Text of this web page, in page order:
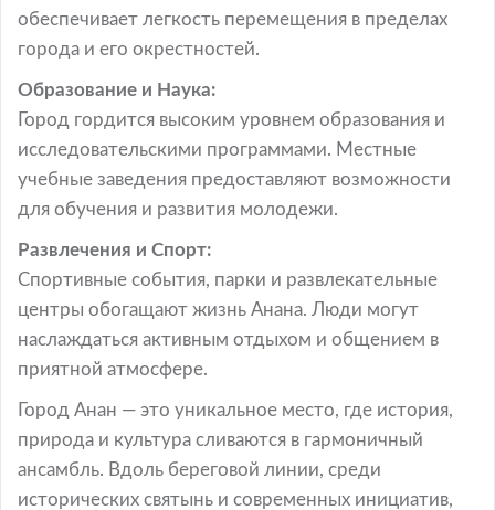
обеспечивает легкость перемещения в пределах
города и его окрестностей.
Образование и Наука:
Город гордится высоким уровнем образования и
исследовательскими программами. Местные
учебные заведения предоставляют возможности
для обучения и развития молодежи.
Развлечения и Спорт:
Спортивные события, парки и развлекательные
центры обогащают жизнь Анана. Люди могут
наслаждаться активным отдыхом и общением в
приятной атмосфере.
Город Анан — это уникальное место, где история,
природа и культура сливаются в гармоничный
ансамбль. Вдоль береговой линии, среди
исторических святынь и современных инициатив,